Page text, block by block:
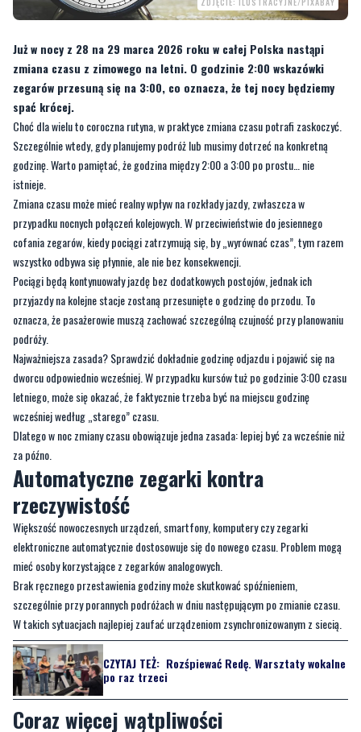
zmiana czasu z zimowego na letni. O godzinie 2:00 wskazówki
spać krócej.
Choć dla wielu to coroczna rutyna, w praktyce zmiana czasu potrafi zaskoczyć.
Szczególnie wtedy, gdy planujemy podróż lub musimy dotrzeć na konkretną
godzinę. Warto pamiętać, że godzina między 2:00 a 3:00 po prostu… nie
istnieje.
Zmiana czasu może mieć realny wpływ na rozkłady jazdy, zwłaszcza w
przypadku nocnych połączeń kolejowych. W przeciwieństwie do jesiennego
cofania zegarów, kiedy pociągi zatrzymują się, by „wyrównać czas”, tym razem
wszystko odbywa się płynnie, ale nie bez konsekwencji.
Pociągi będą kontynuowały jazdę bez dodatkowych postojów, jednak ich
przyjazdy na kolejne stacje zostaną przesunięte o godzinę do przodu. To
oznacza, że pasażerowie muszą zachować szczególną czujność przy planowaniu
podróży.
Najważniejsza zasada? Sprawdzić dokładnie godzinę odjazdu i pojawić się na
dworcu odpowiednio wcześniej. W przypadku kursów tuż po godzinie 3:00 czasu
letniego, może się okazać, że faktycznie trzeba być na miejscu godzinę
wcześniej według „starego” czasu.
Dlatego w noc zmiany czasu obowiązuje jedna zasada: lepiej być za wcześnie niż
za późno.
Automatyczne zegarki kontra
rzeczywistość
Większość nowoczesnych urządzeń, smartfony, komputery czy zegarki
elektroniczne automatycznie dostosowuje się do nowego czasu. Problem mogą
mieć osoby korzystające z zegarków analogowych.
Brak ręcznego przestawienia godziny może skutkować spóźnieniem,
szczególnie przy porannych podróżach w dniu następującym po zmianie czasu.
W takich sytuacjach najlepiej zaufać urządzeniom zsynchronizowanym z siecią.
CZYTAJ TEŻ:Rozśpiewać Redę. Warsztaty wokalne
po raz trzeci
Coraz więcej wątpliwości
Choć zmiana czasu obowiązuje w większości krajów europejskich, od lat budzi
kontrowersje. W wielu państwach system ten został już porzucony lub znacząco
ograniczony.